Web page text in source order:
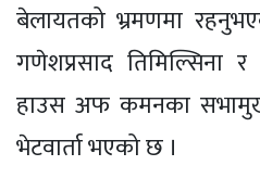
बेलायतको भ्रमणमा
गणेशप्रसाद तिमिल्सिना
हाउस अफ कमनका
भेटवार्ता भएको छ ।